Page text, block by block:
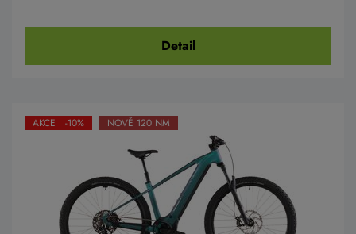
Detail
AKCE -10% NOVĚ 120 NM